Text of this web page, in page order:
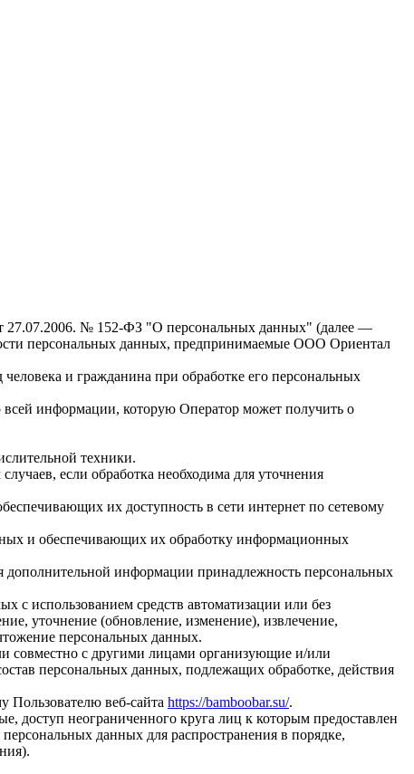
27.07.2006. № 152-ФЗ "О персональных данных" (далее —
персональных данных, предпринимаемые ООО Ориентал
и гражданина при обработке его персональных
информации, которую Оператор может получить о
техники.
если обработка необходима для уточнения
их доступность в сети интернет по сетевому
и обеспечивающих их обработку информационных
дополнительной информации принадлежность персональных
с использованием средств автоматизации или без
уточнение (обновление, изменение), извлечение,
персональных данных.
совместно с другими лицами организующие и/или
персональных данных, подлежащих обработке, действия
веб-сайта https://bamboobar.su/.
доступ неограниченного круга лиц к которым предоставлен
данных для распространения в порядке,